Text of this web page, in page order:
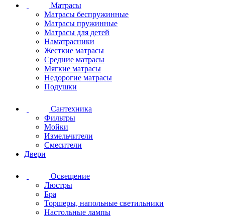
Матрасы
Матрасы беспружинные
Матрасы пружинные
Матрасы для детей
Наматрасники
Жесткие матрасы
Средние матрасы
Мягкие матрасы
Недорогие матрасы
Подушки
Сантехника
Фильтры
Мойки
Измельчители
Смесители
Двери
Освещение
Люстры
Бра
Торшеры, напольные светильники
Настольные лампы